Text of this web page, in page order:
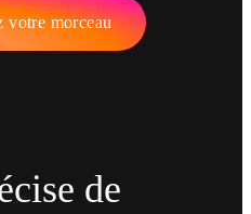
votre morceau
de